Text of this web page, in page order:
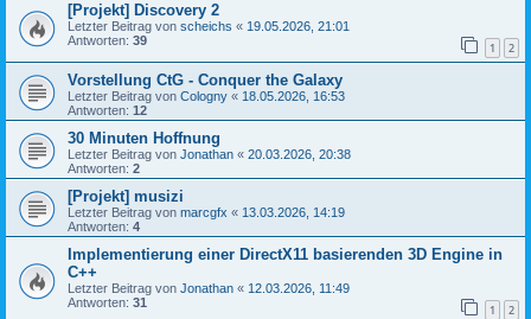
[Projekt] Discovery 2
Letzter Beitrag von scheichs « 19.05.2026, 21:01
Antworten: 39 1 2
Vorstellung CtG - Conquer the Galaxy
Letzter Beitrag von Cologny « 18.05.2026, 16:53
Antworten: 12
30 Minuten Hoffnung
Letzter Beitrag von Jonathan « 20.03.2026, 20:38
Antworten: 2
[Projekt] musizi
Letzter Beitrag von marcgfx « 13.03.2026, 14:19
Antworten: 4
Implementierung einer DirectX11 basierenden 3D Engine in
C++
Letzter Beitrag von Jonathan « 12.03.2026, 11:49
Antworten: 31 1 2